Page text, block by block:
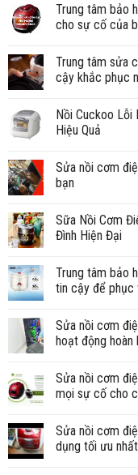
Trung tâm bảo
cho sự cố của
Trung tâm sửa
cậy khắc phục
Nồi Cuckoo Lỗi
Hiệu Quả
Sửa nồi cơm
bạn
Sữa Nồi Cơm
Đình Hiện Đại
Trung tâm bảo
tin cậy để phục
Sửa nồi cơm
hoạt động hoàn
Sửa nồi cơm
mọi sự cố cho
Sửa nồi cơm
dụng tối ưu nhất